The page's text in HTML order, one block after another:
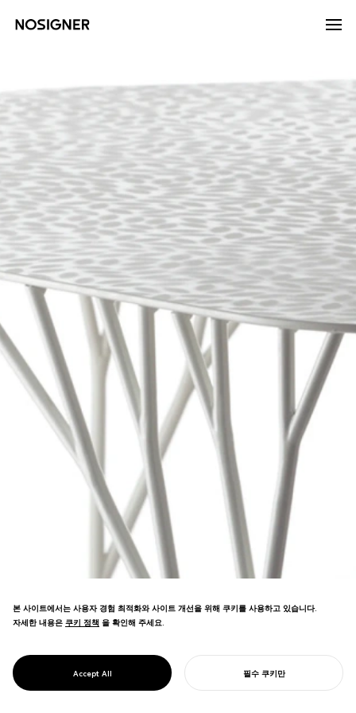
홈 SELECT LANGUAGE
PROJECT
ARBORISM
프랙탈 알고리즘을 적용한 가구 시리즈. 하네
다 공항에서 전시됨.
본 사이트에서는 사용자 경험 최적화와 사이트 개선을 위해 쿠키를 사용하고 있습니다.
자세한 내용은 쿠키 정책
쿠키 정책 을 확인해 주세요.
Accept All 필수 쿠키만